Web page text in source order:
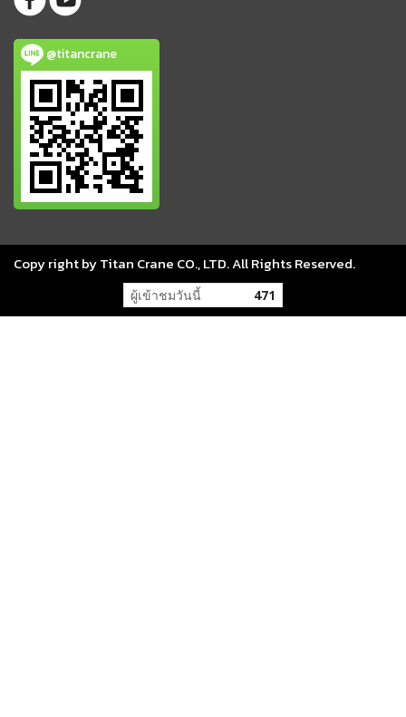
@titancrane
Copy right by Titan Crane CO., LTD. All Rights Reserved.
ผู้เข้าชมวันนี้ 471